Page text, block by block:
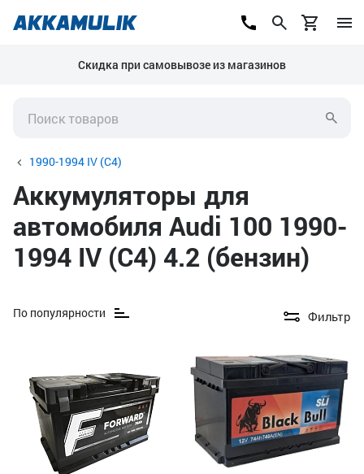
Скидка при самовывозе из магазинов
1990-1994 IV (C4)
Аккумуляторы для
автомобиля Audi 100 1990-
1994 IV (C4) 4.2 (бензин)
По популярности Фильтр